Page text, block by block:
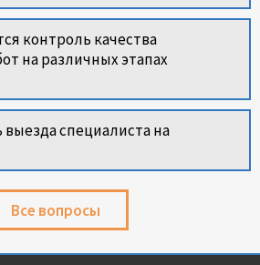
контроль качества
на различных этапах
выезда специалиста на
Все вопросы